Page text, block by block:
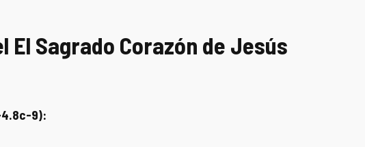
El Sagrado Corazón de Jesús
4.8c-9):